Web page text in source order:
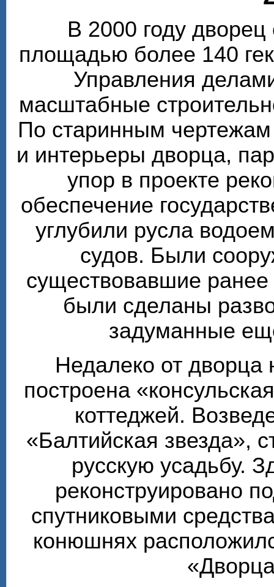
В 2000 году
площадью более 140
Управления
масштабные
По старинным
и интерьеры дворца,
упор в проекте
обеспечение
углубили русла
судов. Были
существовавшие ранее
были сделаны
задуманные
Недалеко от дворца
построена
коттеджей.
«Балтийская звезда»,
русскую усадьбу.
реконструировано
спутниковыми
конюшнях